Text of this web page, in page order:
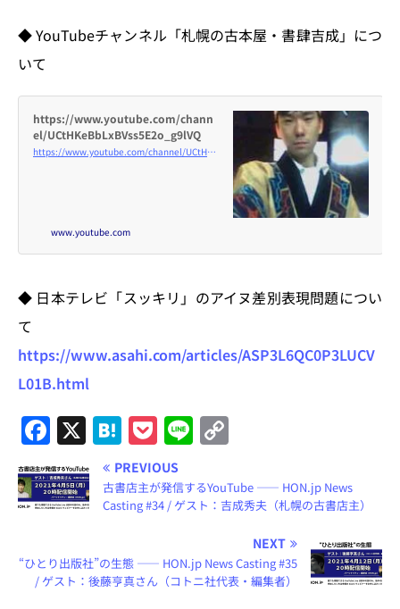
◆ YouTubeチャンネル「札幌の古本屋・書肆吉成」につ
いて
https://www.youtube.com/chann
el/UCtHKeBbLxBVss5E2o_g9lVQ
https://www.youtube.com/channel/UCtHKeBbLxBVss5E2o_g9lVQ
www.youtube.com
◆ 日本テレビ「スッキリ」のアイヌ差別表現問題につい
て
https://www.asahi.com/articles/ASP3L6QC0P3LUCV
L01B.html
F
a
c
e
o
X H
at
e
n
P
o
c
k
Li
e p
y
n
PREVIOUS
古書店主が発信するYouTube ―― HON.jp News
Casting #34 / ゲスト：吉成秀夫（札幌の古書店主）
NEXT
“ひとり出版社”の生態 ―― HON.jp News Casting #35
/ ゲスト：後藤亨真さん（コトニ社代表・編集者）